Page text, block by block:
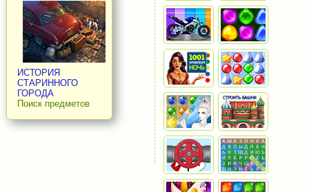
ИСТОРИЯ
СТАРИННОГО
ГОРОДА
Поиск предметов